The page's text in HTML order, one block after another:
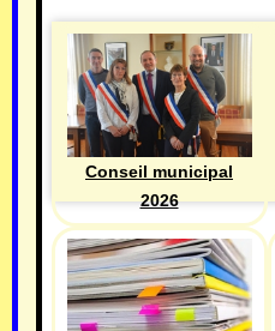
Conseil municipal
2026